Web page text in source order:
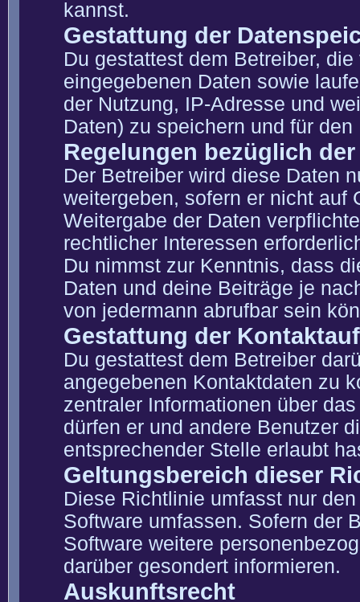
kannst.
Gestattung der
Du gestattest dem Betreiber,
eingegebenen Daten sowie
der Nutzung, IP-Adresse und
Daten) zu speichern und für
Regelungen bezüglich
Der Betreiber wird diese Daten
weitergeben, sofern er nicht auf
Weitergabe der Daten
rechtlicher Interessen
Du nimmst zur Kenntnis, dass
Daten und deine Beiträge je
von jedermann abrufbar sein
Gestattung der
Du gestattest dem Betreiber
angegebenen Kontaktdaten zu
zentraler Informationen über
dürfen er und andere Benutzer
entsprechender Stelle erlaubt
Geltungsbereich dieser
Diese Richtlinie umfasst nur
Software umfassen. Sofern der
Software weitere
darüber gesondert informieren.
Auskunftsrecht